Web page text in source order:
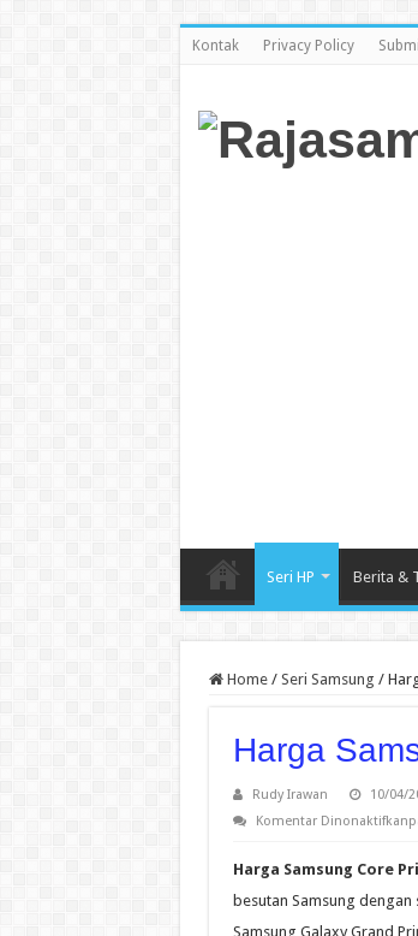
Kontak Privacy Policy
Seri HP Berita &
Home / Seri Samsung /
Harga
Rudy Irawan 10/04/
Komentar Dinonaktifkan
Harga Samsung Core
besutan Samsung
Samsung Galaxy Grand